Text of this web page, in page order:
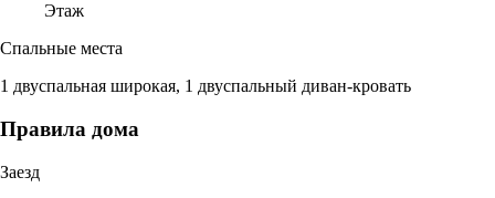
Этаж
Спальные места
1 двуспальная широкая, 1 двуспальный диван-кровать
Правила дома
Заезд